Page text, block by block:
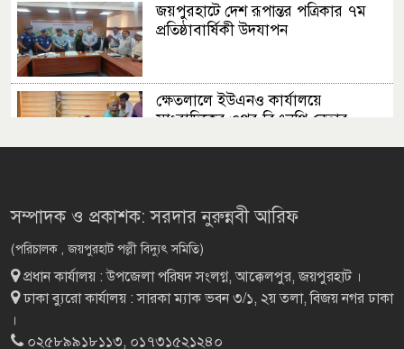
জয়পুরহাটে দেশ রূপান্তর পত্রিকার ৭ম
প্রতিষ্ঠাবার্ষিকী উদযাপন
ক্ষেতলালে ইউএনও কার্যালয়ে
সাংবাদিকের ওপর বিএনপি নেতার
মৃত্যু
পাঁচবিবিতে প্রাথমিক
বিদ্যালয়ের গোল্ডকাপ ফাইনাল অনুষ্ঠিত
সম্পাদক ও প্রকাশক: সরদার নুরুন্নবী আরিফ
(পরিচালক , জয়পুরহাট পল্লী বিদ্যুৎ সমিতি)
প্রধান কার্যালয় : উপজেলা পরিষদ সংলগ্ন, আক্কেলপুর, জয়পুরহাট ।
ঢাকা ব্যুরো কার্যালয় : সারকা ম্যাক ভবন ৩/১, ২য় তলা, বিজয় নগর ঢাকা
।
০২৫৮৯৯১৮১১৩, ০১৭৩১৫২১২৪০